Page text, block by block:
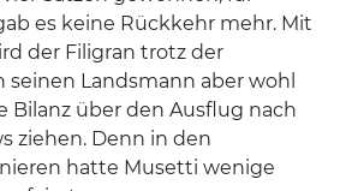
es keine Rückkehr mehr. Mit
der Filigran trotz der
seinen Landsmann aber wohl
Bilanz über den Ausflug nach
ziehen. Denn in den
hatte Musetti wenige